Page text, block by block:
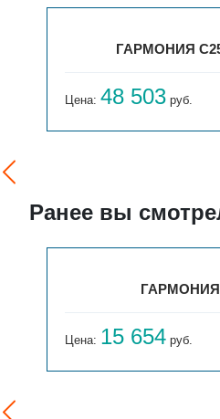
ГАРМОНИЯ С25
Цена:48 503 руб.
Ранее вы
ГАРМОНИЯ
Цена: 15 654 руб.